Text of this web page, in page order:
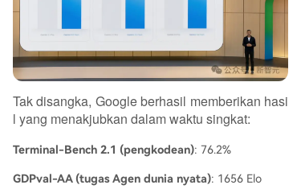
Tak disangka, Google berhasil memberikan hasi
l yang menakjubkan dalam waktu singkat:
Terminal-Bench 2.1 (pengkodean): 76.2%
GDPval-AA (tugas Agen dunia nyata): 1656 Elo